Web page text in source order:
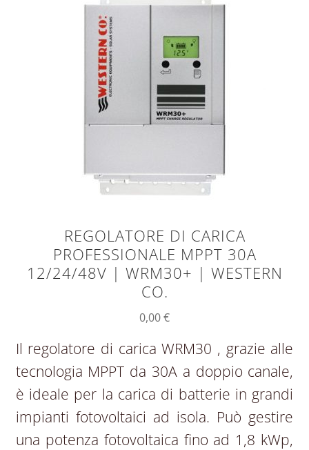
REGOLATORE DI CARICA
PROFESSIONALE MPPT 30A
12/24/48V | WRM30+ | WESTERN
CO.
0,00€
Il regolatore di carica WRM30 , grazie alle
tecnologia MPPT da 30A a doppio canale,
è ideale per la carica di batterie in grandi
impianti fotovoltaici ad isola. Può gestire
una potenza fotovoltaica fino ad 1,8 kWp,